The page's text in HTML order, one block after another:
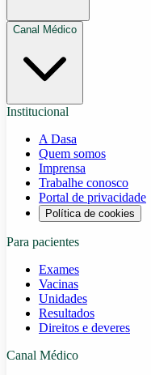
Canal Médico
Institucional
A Dasa
Quem somos
Imprensa
Trabalhe conosco
Portal de privacidade
Política de cookies
Para pacientes
Exames
Vacinas
Unidades
Resultados
Direitos e deveres
Canal Médico